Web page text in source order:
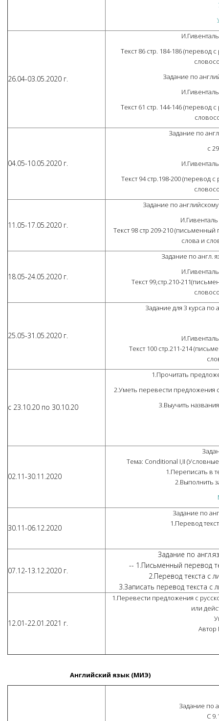
26.04-03.05.2020 г.
Текст 86 стр. 184-186 (перевод
Задание по
Текст 61 стр. 144-146 (перевод
04.05-10.05.2020 г.
Задание по
с
Текст 94 стр.198-200 (перевод
11.05-17.05.2020 г.
Задание по английскому
Текст 98 стр 209-210
слова и
18.05-24.05.2020 г.
Задание по англ.
Текст 99,стр.210-
25.05-31.05.2020 г.
Задание для 3 курса по
Текст 100 стр.211-214
с 23.10.20 по 30.10.20
1.Прочитать
2.Уметь перевести предложения
3.Выучить
02.11-30.11.2020
Тема: Conditional I,II
1.Переписать в
2.Выполнить
30.11-06.12.2020
Задание по
1.Перевод
07.12-13.12.2020 г.
Задание по
-- 1.Письменный перевод
2.Перевод текста с
3.Записать перевод текста с
12.01-22.01.2021 г.
1.Перевести предложения с
или
Английский язык (МИЭ)
Задание по
С